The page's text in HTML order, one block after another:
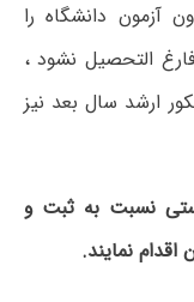
آزمون دانشگاه را
کند ولی تا تاریخ ۹۴/۶/۳۱ فارغ التحصیل نشود ،
ارشد سال بعد نیز
ممتاز ورودی بهمن ۹۰ بایستی نسبت به ثبت و